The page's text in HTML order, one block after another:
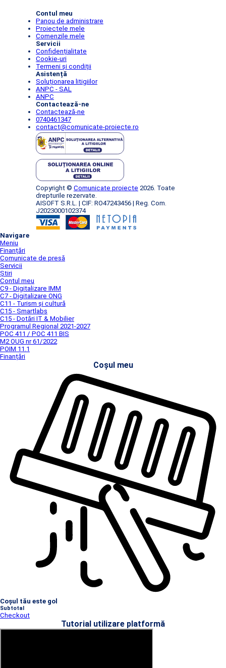
Contul meu
Panou de administrare
Proiectele mele
Comenzile mele
Servicii
Confidențialitate
Cookie-uri
Termeni și condiții
Asistență
Soluționarea litigiilor
ANPC - SAL
ANPC
Contactează-ne
Contactează-ne
0740461347
contact@comunicate-proiecte.ro
Copyright © Comunicate proiecte 2026. Toate
drepturile rezervate.
AISOFT S.R.L. | CIF: RO47243456 | Reg. Com.
J2023000102374
Navigare
Meniu
Finanțări
Comunicate de presă
Servicii
Știri
Contul meu
C9 - Digitalizare IMM
C7 - Digitalizare ONG
C11 - Turism și cultură
C15 - Smartlabs
C15 - Dotări IT & Mobilier
Programul Regional 2021-2027
POC 411 / POC 411 BIS
M2 OUG nr 61/2022
POIM 11.1
Finanțări
Coșul meu
Coșul tău este gol
Subtotal
Checkout
Tutorial utilizare platformă